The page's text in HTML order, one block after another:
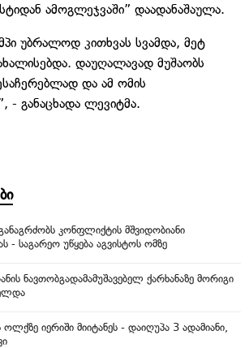
ამოგლეჯვაში” დაადანაშაულა.
უბრალოდ კითხვას სვამდა, მეტ
დაუღალავად მუშაობს
და ამ ომის
- განაცხადა ლევიტმა.
კონფლიქტის მშვიდობიანი
- საგარეო უწყება აგვისტოს ომზე
ნავთობგადამამუშავებელ ქარხანაზე მორიგი
ოლქზე იერიში მიიტანეს - დაიღუპა 3 ადამიანი,